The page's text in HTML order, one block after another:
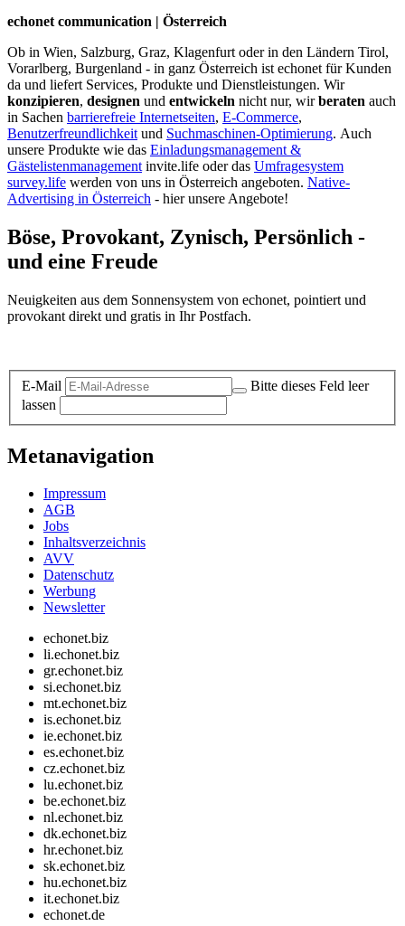
echonet communication | Österreich
Ob in Wien, Salzburg, Graz, Klagenfurt oder in den Ländern Tirol,
Vorarlberg, Burgenland - in ganz Österreich ist echonet für Kunden
da und liefert Services, Produkte und Dienstleistungen. Wir
konzipieren, designen und entwickeln nicht nur, wirberaten auch
in Sachen barrierefreie Internetseiten, E-Commerce,
Benutzerfreundlichkeit und Suchmaschinen-Optimierung. Auch
unsere Produkte wie das Einladungsmanagement &
Gästelistenmanagement invite.life oder das Umfragesystem
survey.life werden von uns in Österreich angeboten. Native-
Advertising in Österreich - hier unsere Angebote!
Böse, Provokant, Zynisch, Persönlich -
und eine Freude
Neuigkeiten aus dem Sonnensystem von echonet, pointiert und
provokant direkt und gratis in Ihr Postfach.
E-Mail
Bitte dieses Feld leer
lassen
Metanavigation
Impressum
AGB
Jobs
Inhaltsverzeichnis
AVV
Datenschutz
Werbung
Newsletter
echonet.biz
li.echonet.biz
gr.echonet.biz
si.echonet.biz
mt.echonet.biz
is.echonet.biz
ie.echonet.biz
es.echonet.biz
cz.echonet.biz
lu.echonet.biz
be.echonet.biz
nl.echonet.biz
dk.echonet.biz
hr.echonet.biz
sk.echonet.biz
hu.echonet.biz
it.echonet.biz
echonet.de